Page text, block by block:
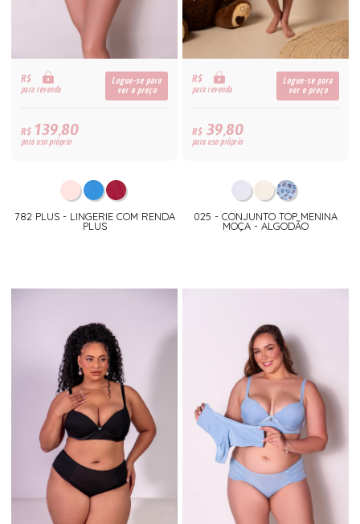
R$
para revenda
Logue-se para
ver o preço
R$139,80
para uso próprio
782 PLUS - LINGERIE COM RENDA
PLUS
R$
para revenda
Logue-se para
ver o preço
R$39,80
para uso próprio
025 - CONJUNTO TOP MENINA
MOÇA - ALGODÃO